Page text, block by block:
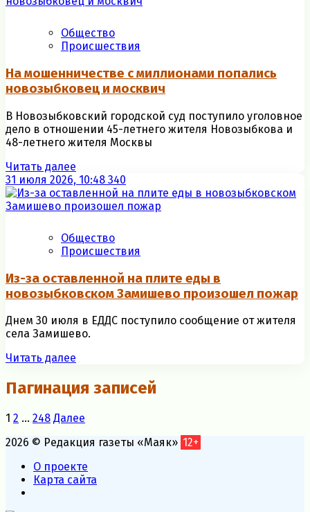
Общество
Происшествия
На мошенничестве с миллионами попались
новозыбковец и москвич
В Новозыбковский городской суд поступило уголовное
дело в отношении 45-летнего жителя Новозыбкова и
48-летнего жителя Москвы
Читать далее
31 июля 2026, 10:48 340
Общество
Происшествия
Из-за оставленной на плите еды в
новозыбковском Замишево произошел пожар
Днем 30 июля в ЕДДС поступило сообщение от жителя
села Замишево.
Читать далее
Пагинация записей
1 2 … 248 Далее
2026 © Редакция газеты «Маяк» 12+
О проекте
Карта сайта